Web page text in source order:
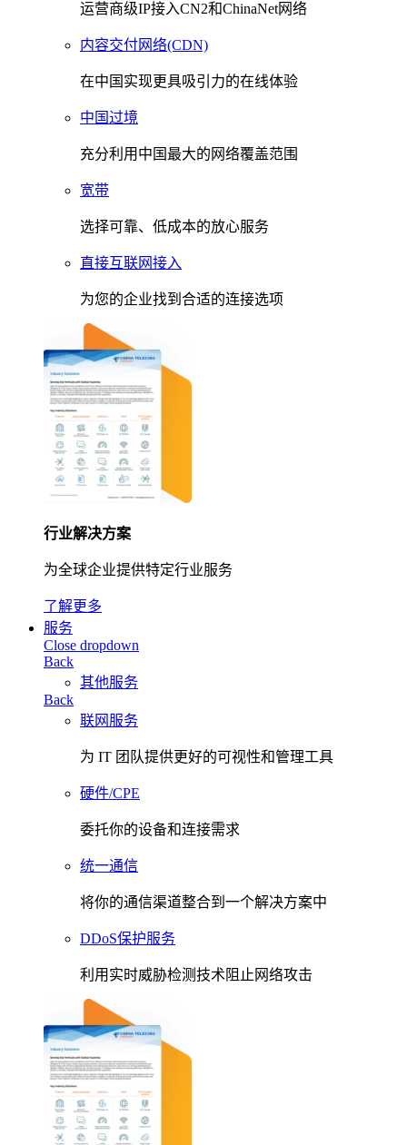
运营商级IP接入CN2和ChinaNet网络
内容交付网络(CDN)
在中国实现更具吸引力的在线体验
中国过境
充分利用中国最大的网络覆盖范围
宽带
选择可靠、低成本的放心服务
直接互联网接入
为您的企业找到合适的连接选项
行业解决方案
为全球企业提供特定行业服务
了解更多
服务
Close dropdown
Back
其他服务
Back
联网服务
为 IT 团队提供更好的可视性和管理工具
硬件/CPE
委托你的设备和连接需求
统一通信
将你的通信渠道整合到一个解决方案中
DDoS保护服务
利用实时威胁检测技术阻止网络攻击